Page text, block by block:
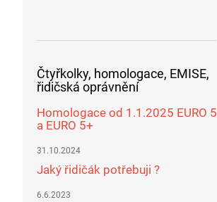
Čtyřkolky, homologace, EMISE,
řidičská oprávnění
Homologace od 1.1.2025 EURO 5
a EURO 5+
31.10.2024
Jaký řidičák potřebuji ?
6.6.2023